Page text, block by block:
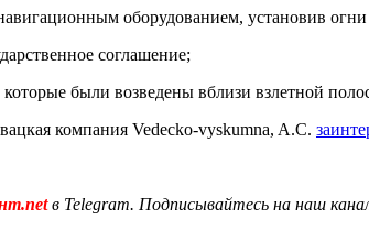
оборудованием, установив
соглашение;
которые были возведены вблизи взлетной
компания Vedecko-vyskumna, A.C.
в Telegram. Подписывайтесь на наш